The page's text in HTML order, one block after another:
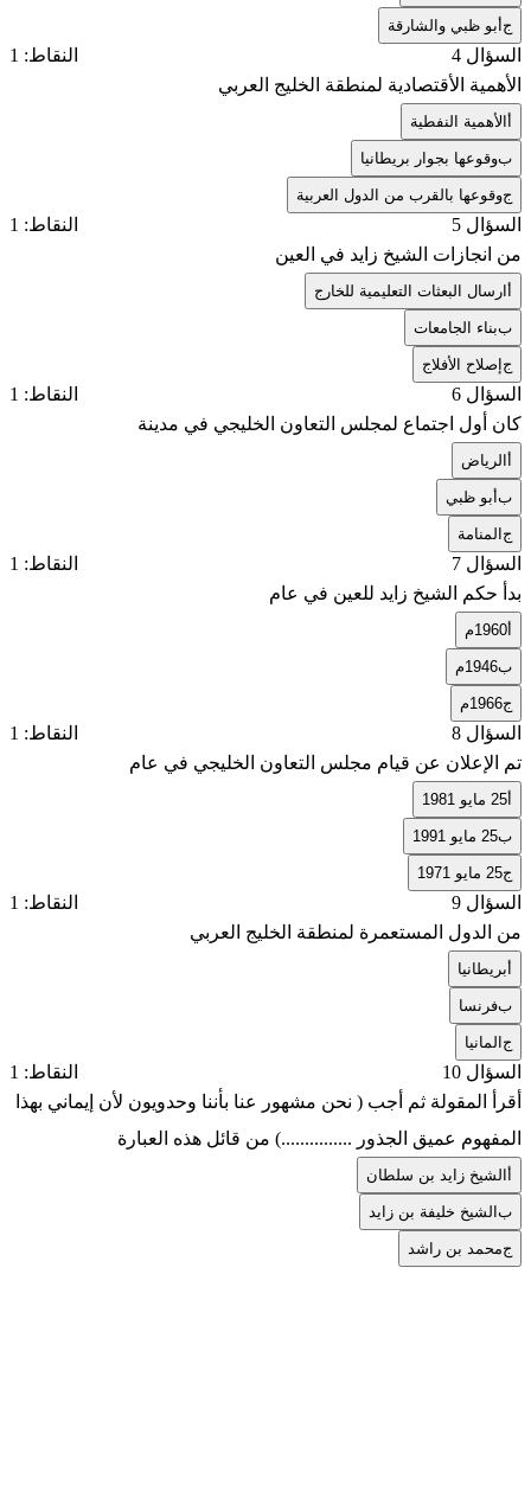
جأبو ظبي والشارقة
السؤال 4
النقاط: 1
الأهمية الأقتصادية لمنطقة الخليج العربي
الأهمية النفطية
بوقوعها بجوار بريطانيا
جوقوعها بالقرب من الدول العربية
السؤال 5
النقاط: 1
من انجازات الشيخ زايد في العين
ارسال البعثات التعليمية للخارج
ببناء الجامعات
جإصلاح الأفلاج
السؤال 6
النقاط: 1
كان أول اجتماع لمجلس التعاون الخليجي في مدينة
الرياض
بأبو ظبي
جالمنامة
السؤال 7
النقاط: 1
بدأ حكم الشيخ زايد للعين في عام
1960م
ب1946م
ج1966م
السؤال 8
النقاط: 1
تم الإعلان عن قيام مجلس التعاون الخليجي في عام
25 مايو 1981
ب25 مايو 1991
ج25 مايو 1971
السؤال 9
النقاط: 1
من الدول المستعمرة لمنطقة الخليج العربي
بريطانيا
بفرنسا
جالمانيا
السؤال 10
النقاط: 1
أقرأ المقولة ثم أجب ( نحن مشهور عنا بأننا وحدويون لأن إيماني بهذا
المفهوم عميق الجذور ...............) من قائل هذه العبارة
الشيخ زايد بن سلطان
بالشيخ خليفة بن زايد
جمحمد بن راشد